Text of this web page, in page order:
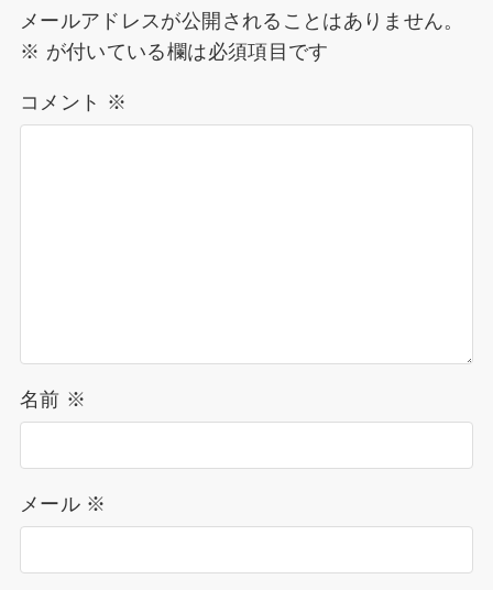
メールアドレスが公開されることはありません。
※ が付いている欄は必須項目です
コメント ※
名前 ※
メール ※